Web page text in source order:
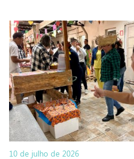
10 de julho de 2026